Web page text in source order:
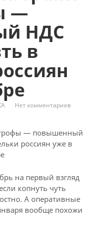
—
НДС
в
Нет комментариев
на первый взгляд
копнуть чуть
А оперативные
вообще похожи